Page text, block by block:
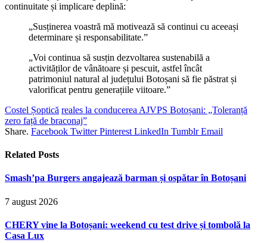
continuitate și implicare deplină:
„Susținerea voastră mă motivează să continui cu aceeași
determinare și responsabilitate.”
„Voi continua să susțin dezvoltarea sustenabilă a
activităților de vânătoare și pescuit, astfel încât
patrimoniul natural al județului Botoșani să fie păstrat și
valorificat pentru generațiile viitoare.”
Costel Șoptică reales la conducerea AJVPS Botoșani: „Toleranță
zero față de braconaj”
Share. Facebook Twitter Pinterest LinkedIn Tumblr Email
Related Posts
Smash’pa Burgers angajează barman și ospătar în Botoșani
7 august 2026
CHERY vine la Botoșani: weekend cu test drive și tombolă la
Casa Lux